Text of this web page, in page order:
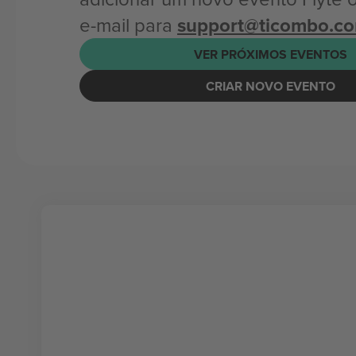
e-mail para
VER PRÓXIMOS EVENTOS
CRIAR NOVO EVENTO